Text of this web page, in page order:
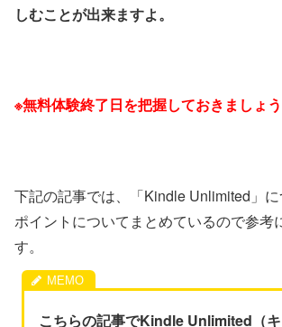
しむことが出来ますよ。
※無料体験終了日を把握しておきましょう
下記の記事では、「Kindle Unlimited」
ポイントについてまとめているので参考
す。
こちらの記事でKindle Unlimited（